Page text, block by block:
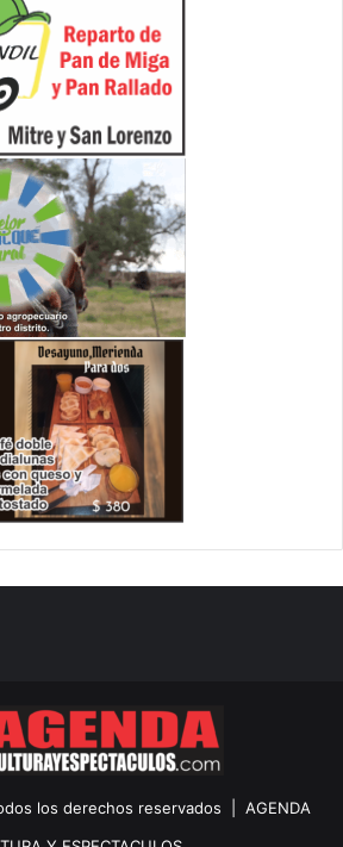
los derechos reservados | AGENDA